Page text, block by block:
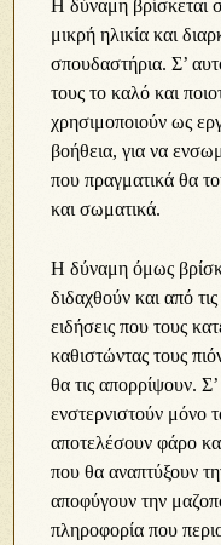
Η δύναμη βρίσκεται
μικρή ηλικία και
σπουδαστήρια. Σ’
τους το καλό και
χρησιμοποιούν ως
βοήθεια, για να
που πραγματικά θα
και σωματικά.
Η δύναμη όμως
διδαχθούν και από
ειδήσεις που τους
καθιστώντας τους
θα τις απορρίψουν.
ενστερνιστούν μόνο
αποτελέσουν φάρο
που θα αναπτύξουν
αποφύγουν την
πληροφορία που